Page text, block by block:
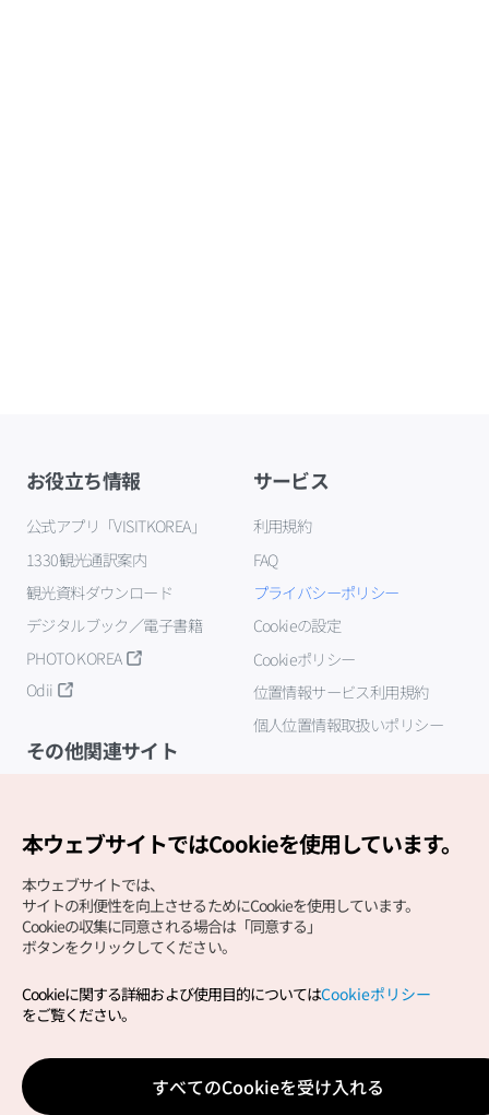
お役立ち情報
公式アプリ「VISITKOREA」
1330観光通訳案内
観光資料ダウンロード
デジタルブック／電子書籍
PHOTO KOREA
Odii
サービス
利用規約
FAQ
プライバシーポリシー
Cookieの設定
Cookieポリシー
位置情報サービス利用規約
個人位置情報取扱いポリシー
その他関連サイト
Copyright (c) Korea Tourism Organization All Rights
サイトエラー報告公式メール
japanese@knto.or.kr
本ウェブサイトではCookieを使用しています。
本ウェブサイトでは、
サイトの利便性を向上させるためにCookieを使用しています。
Cookieの収集に同意される場合は「同意する」
ボタンをクリックしてください。
Cookieに関する詳細および使用目的についてはCookieポリシー
をご覧ください。
すべてのCookieを受け入れる